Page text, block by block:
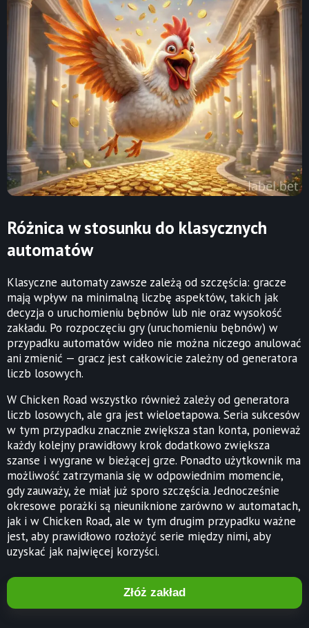
Różnica w stosunku do klasycznych
automatów
Klasyczne automaty zawsze zależą od szczęścia: gracze
mają wpływ na minimalną liczbę aspektów, takich jak
decyzja o uruchomieniu bębnów lub nie oraz wysokość
zakładu. Po rozpoczęciu gry (uruchomieniu bębnów) w
przypadku automatów wideo nie można niczego anulować
ani zmienić — gracz jest całkowicie zależny od generatora
liczb losowych.
W Chicken Road wszystko również zależy od generatora
liczb losowych, ale gra jest wieloetapowa. Seria sukcesów
w tym przypadku znacznie zwiększa stan konta, ponieważ
każdy kolejny prawidłowy krok dodatkowo zwiększa
szanse i wygrane w bieżącej grze. Ponadto użytkownik ma
możliwość zatrzymania się w odpowiednim momencie,
gdy zauważy, że miał już sporo szczęścia. Jednocześnie
okresowe porażki są nieuniknione zarówno w automatach,
jak i w Chicken Road, ale w tym drugim przypadku ważne
jest, aby prawidłowo rozłożyć serie między nimi, aby
uzyskać jak najwięcej korzyści.
Złóż zakład